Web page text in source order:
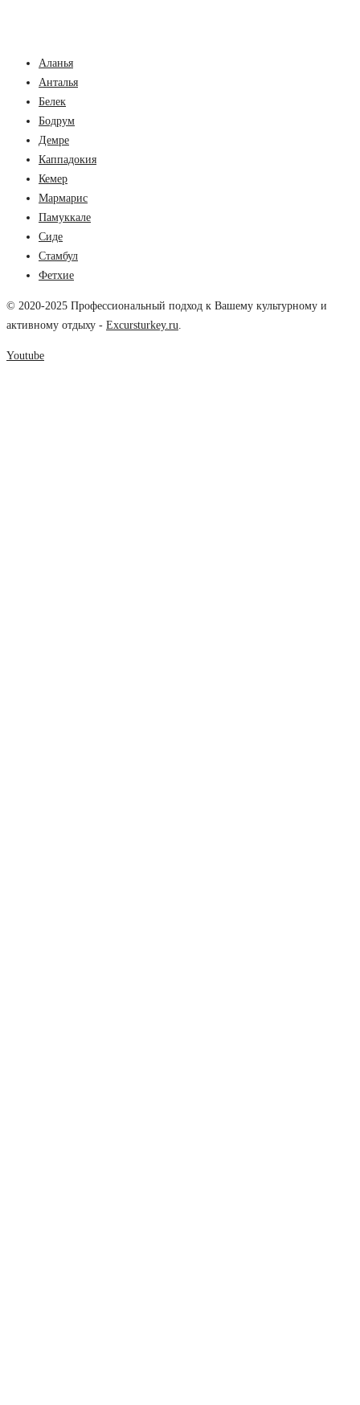
Аланья
Анталья
Белек
Бодрум
Демре
Каппадокия
Кемер
Мармарис
Памуккале
Сиде
Стамбул
Фетхие
© 2020-2025 Профессиональный подход к Вашему культурному и
активному отдыху - Excursturkey.ru
Youtube